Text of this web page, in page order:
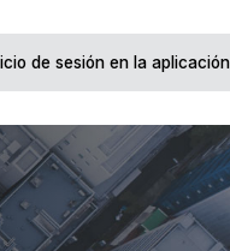
de sesión en la